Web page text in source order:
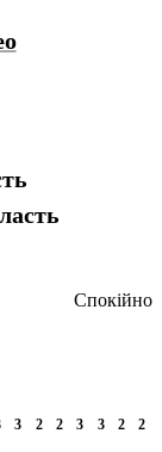
Спокійно
3 2 2 3 3 2 2